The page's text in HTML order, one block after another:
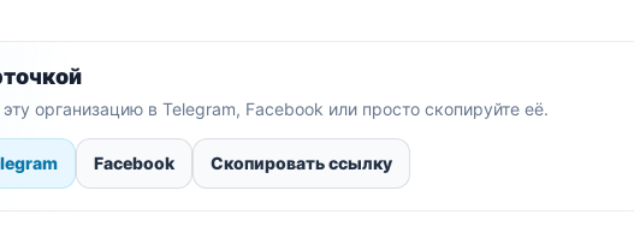
организацию в Telegram, Facebook или просто скопируйте её.
Facebook Скопировать ссылку